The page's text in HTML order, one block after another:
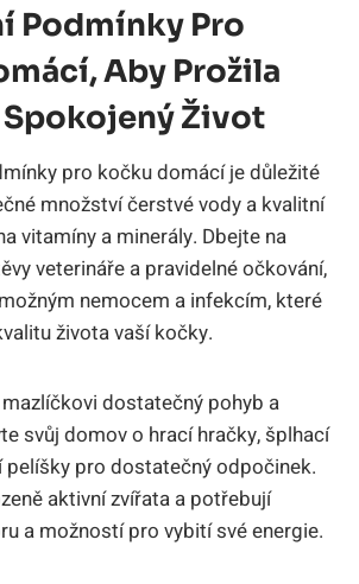
Podmínky Pro
Aby Prožila
Spokojený Život
pro kočku domácí je důležité
množství čerstvé vody a kvalitní
vitamíny a minerály. Dbejte na
veterináře a pravidelné očkování,
nemocem a infekcím, které
života vaší kočky.
dostatečný pohyb a
svůj domov o hrací hračky, šplhací
pro dostatečný odpočinek.
aktivní zvířata a potřebují
a možností pro vybití své energie.